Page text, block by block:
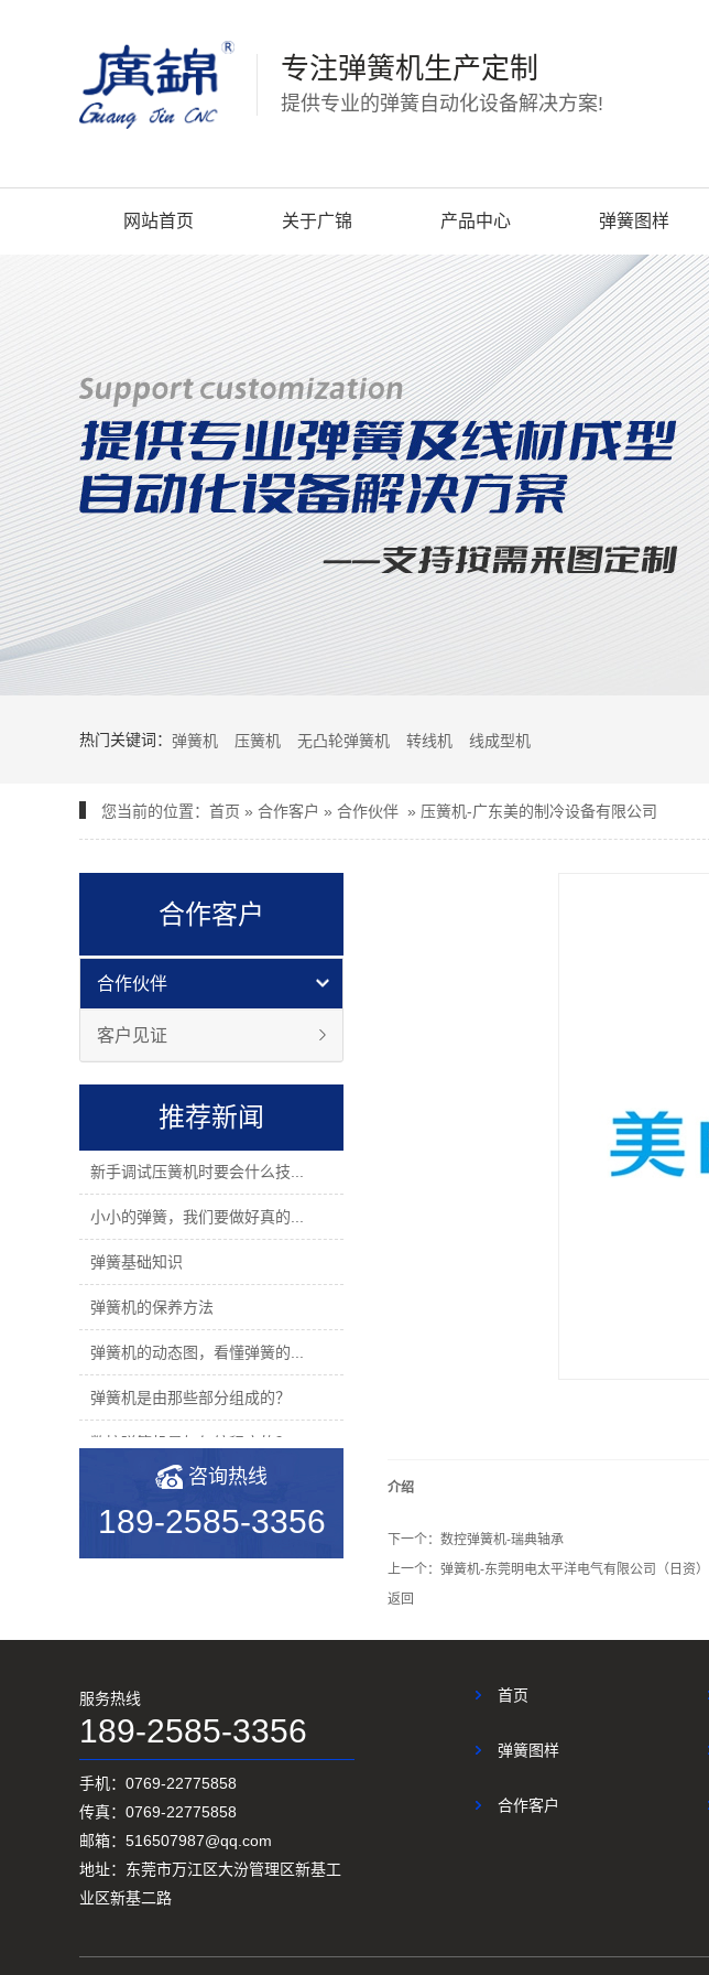
专注弹簧机生产定制
提供专业的弹簧自动化设备解决方案!
网站首页 关于广锦 产品中心 弹簧图样
热门关键词： 弹簧机 压簧机 无凸轮弹簧机 转线机 线成型机
您当前的位置： 首页 » 合作客户 » 合作伙伴 » 压簧机-广东美的制冷设备有限公司
合作客户
合作伙伴
客户见证
推荐新闻
新手调试压簧机时要会什么技...
小小的弹簧，我们要做好真的...
弹簧基础知识
弹簧机的保养方法
弹簧机的动态图，看懂弹簧的...
弹簧机是由那些部分组成的？
数控弹簧机是如何编程序的？
2019年度无凸轮弹簧机十大品...
机械行业的宠儿——弹簧机
新手调试压簧机时要会什么技...
小小的弹簧，我们要做好真的...
弹簧基础知识
弹簧机的保养方法
咨询热线
189-2585-3356
介绍
下一个： 数控弹簧机-瑞典轴承
上一个： 弹簧机-东莞明电太平洋电气有限公司（日资）
返回
服务热线
189-2585-3356
手机：0769-22775858
传真：0769-22775858
邮箱：516507987@qq.com
地址：东莞市万江区大汾管理区新基工
业区新基二路
首页
弹簧图样
合作客户